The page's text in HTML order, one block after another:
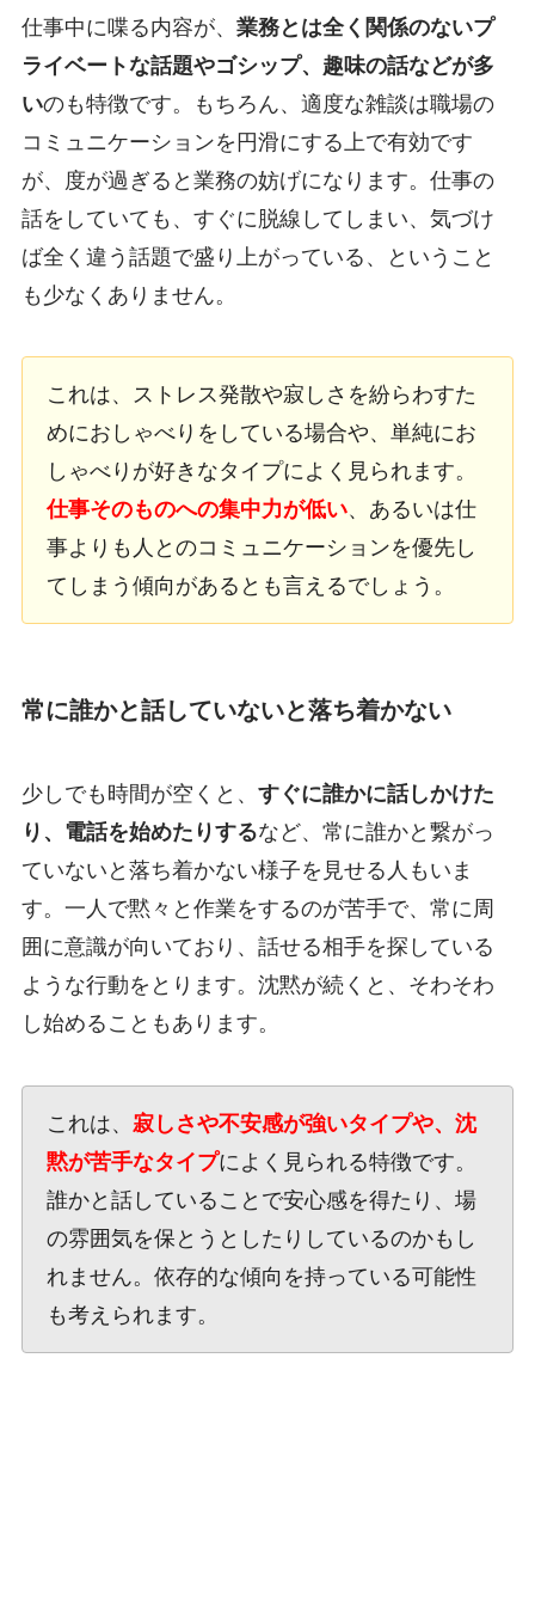
仕事中に喋る内容が、 業務とは全く関係のないプ
ライベートな話題やゴシップ、趣味の話などが多
いのも特徴です。もちろん、適度な雑談は職場の
コミュニケーションを円滑にする上で有効です
が、度が過ぎると業務の妨げになります。仕事の
話をしていても、すぐに脱線してしまい、気づけ
ば全く違う話題で盛り上がっている、ということ
も少なくありません。
これは、ストレス発散や寂しさを紛らわすた
めにおしゃべりをしている場合や、単純にお
しゃべりが好きなタイプによく見られます。
仕事そのものへの集中力が低い、あるいは仕
事よりも人とのコミュニケーションを優先し
てしまう傾向があるとも言えるでしょう。
常に誰かと話していないと落ち着かない
少しでも時間が空くと、 すぐに誰かに話しかけた
り、電話を始めたりするなど、常に誰かと繋がっ
ていないと落ち着かない様子を見せる人もいま
す。一人で黙々と作業をするのが苦手で、常に周
囲に意識が向いており、話せる相手を探している
ような行動をとります。沈黙が続くと、そわそわ
し始めることもあります。
これは、 寂しさや不安感が強いタイプや、沈
黙が苦手なタイプによく見られる特徴です。
誰かと話していることで安心感を得たり、場
の雰囲気を保とうとしたりしているのかもし
れません。依存的な傾向を持っている可能性
も考えられます。